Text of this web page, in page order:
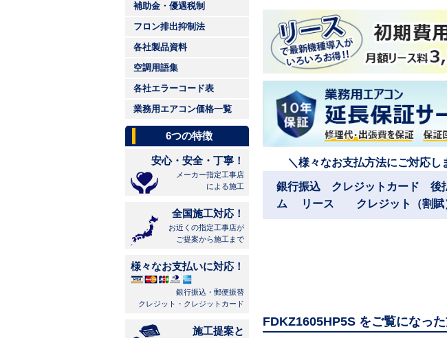
補助金・優遇税制
フロン排出抑制法
各社製品資料
空調用語集
各社エラーコード表
業務用エアコン価格一覧
6つの特徴
安心・安全・丁寧！
メーカー指定工事店
による施工
全国施工対応！
お近くの指定工事店が
ご提案から施工まで
様々なお支払いに対応！
銀行振込・郵便振替
クレジット・クレジットカード
施工提案と
＼様々なお支払方法にご対応し
銀行振込 クレジットカード 後
ム リース クレジット（割賦
FDKZ1605HP5S をご覧になっ